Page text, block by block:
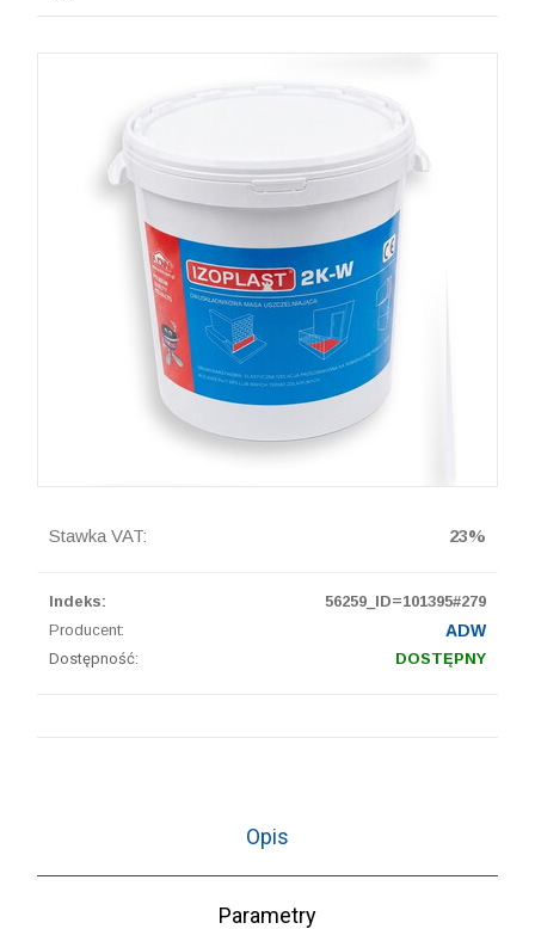
Stawka VAT: 23%
Indeks:
56259_ID=101395#279
Producent:
ADW
Dostępność: DOSTĘPNY
Opis
Parametry